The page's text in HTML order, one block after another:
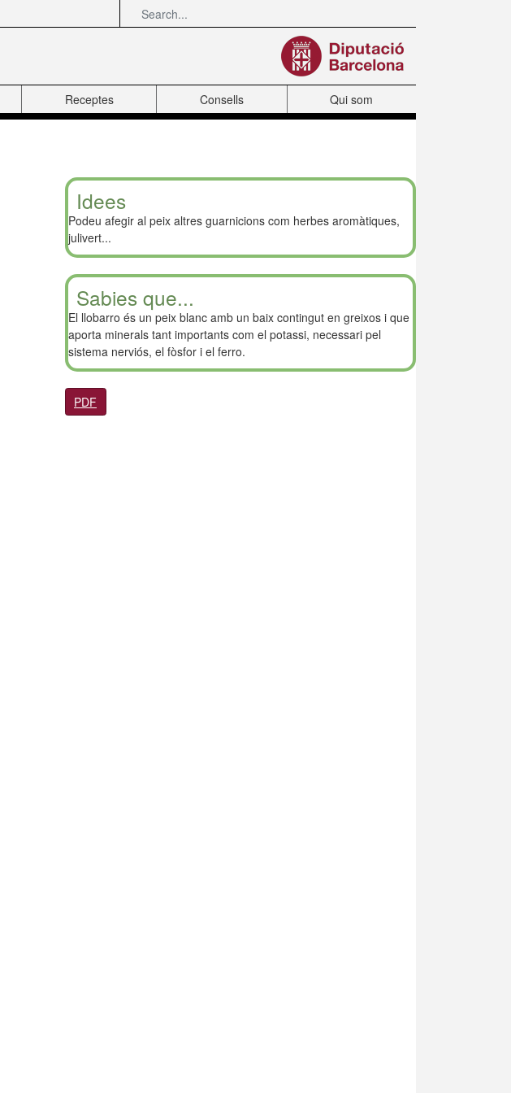
Receptes Consells Qui som
Idees
Podeu afegir al peix altres guarnicions com herbes aromàtiques,
julivert...
Sabies que...
El llobarro és un peix blanc amb un baix contingut en greixos i que
aporta minerals tant importants com el potassi, necessari pel
sistema nerviós, el fòsfor i el ferro.
PDF